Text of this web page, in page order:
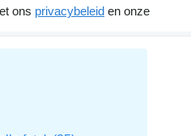
ons privacybeleid en onze